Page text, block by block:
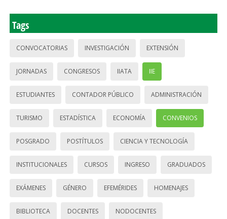
Tags
CONVOCATORIAS INVESTIGACIÓN EXTENSIÓN
JORNADAS CONGRESOS IIATA IIE
ESTUDIANTES CONTADOR PÚBLICO ADMINISTRACIÓN
TURISMO ESTADÍSTICA ECONOMÍA CONVENIOS
POSGRADO POSTÍTULOS CIENCIA Y TECNOLOGÍA
INSTITUCIONALES CURSOS INGRESO GRADUADOS
EXÁMENES GÉNERO EFEMÉRIDES HOMENAJES
BIBLIOTECA DOCENTES NODOCENTES